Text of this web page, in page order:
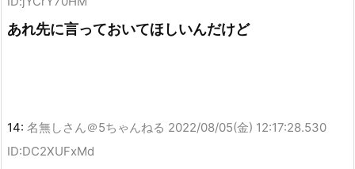
あれ先に言っておいてほしいんだけど
14: 名無しさん＠5ちゃんねる 2022/08/05(金) 12:17:28.530
ID:DC2XUFxMd